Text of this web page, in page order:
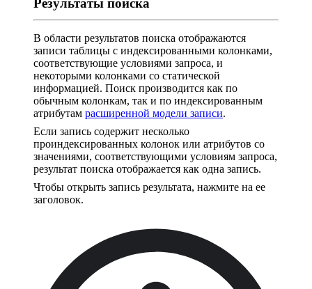
Результаты поиска
В области результатов поиска отображаются
записи таблицы с индексированными колонками,
соответствующие условиями запроса, и
некоторыми колонками со статической
информацией. Поиск производится как по
обычным колонкам, так и по индексированным
атрибутам расширенной модели записи.
Если запись содержит несколько
проиндексированных колонок или атрибутов со
значениями, соответствующими условиям запроса,
результат поиска отображается как одна запись.
Чтобы открыть запись результата, нажмите на ее
заголовок.